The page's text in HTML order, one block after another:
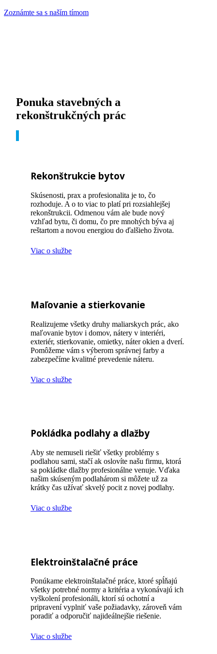
Zoznámte sa s naším tímom
Ponuka stavebných a
rekonštrukčných prác
Rekonštrukcie bytov
Skúsenosti, prax a profesionalita je to, čo
rozhoduje. A o to viac to platí pri rozsiahlejšej
rekonštrukcii. Odmenou vám ale bude nový
vzhľad bytu, či domu, čo pre mnohých býva aj
reštartom a novou energiou do ďalšieho života.
Viac o službe
Maľovanie a stierkovanie
Realizujeme všetky druhy maliarskych prác, ako
maľovanie bytov i domov, nátery v interiéri,
exteriér, stierkovanie, omietky, náter okien a dverí.
Pomôžeme vám s výberom správnej farby a
zabezpečíme kvalitné prevedenie náteru.
Viac o službe
Pokládka podlahy a dlažby
Aby ste nemuseli riešiť všetky problémy s
podlahou sami, stačí ak oslovíte našu firmu, ktorá
sa pokládke dlažby profesionálne venuje. Vďaka
našim skúseným podlahárom si môžete už za
krátky čas užívať skvelý pocit z novej podlahy.
Viac o službe
Elektroinštalačné práce
Ponúkame elektroinštalačné práce, ktoré spĺňajú
všetky potrebné normy a kritéria a vykonávajú ich
vyškolení profesionáli, ktorí sú ochotní a
pripravení vyplniť vaše požiadavky, zároveň vám
poradiť a odporučiť najideálnejšie riešenie.
Viac o službe